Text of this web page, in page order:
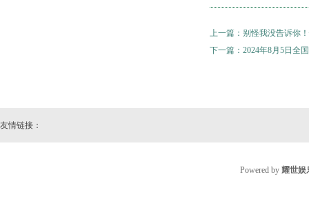
上一篇： 别怪我没告诉你
下一篇： 2024年8月5日全
友情链接：
Powered by 耀世娱